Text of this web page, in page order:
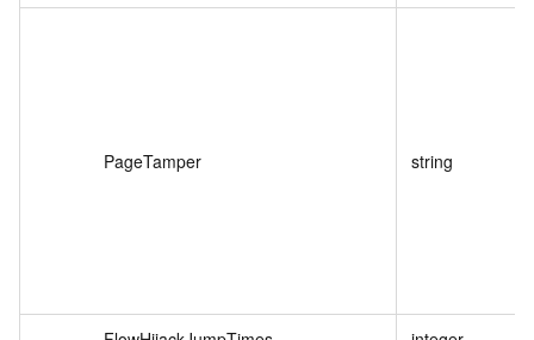
PageTamper string